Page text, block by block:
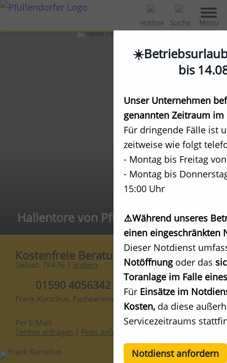
Hotline Suche Menü
Hallentore von Pfullendorfer
Kostenfreie Beratung
Gebiet: 78476 | ändern
01590 4056342
Frank Kurschus, Fachberater
Per E-Mail:
Termin anfragen | Preis anfragen
bis
Unser Unternehmen
genannten Zeitraum
Für dringende Fälle ist
zeitweise wie folgt
- Montag bis Freitag
- Montag bis
15:00 Uhr
⚠️Während unseres
einen eingeschränkten
Dieser Notdienst
Notöffnung oder das
Toranlage im Falle
Für Einsätze im
Kosten, da diese
Servicezeitraums
Notdienst anfordern